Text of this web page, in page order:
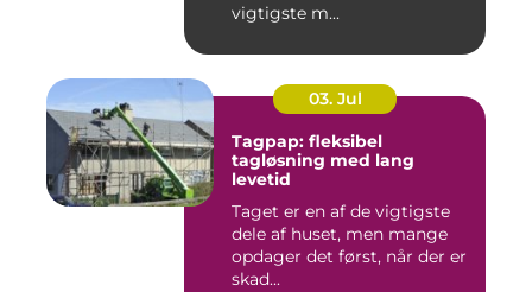
vigtigste m...
03. Jul
Tagpap: fleksibel
tagløsning med lang
levetid
Taget er en af de vigtigste
dele af huset, men mange
opdager det først, når der er
skad...